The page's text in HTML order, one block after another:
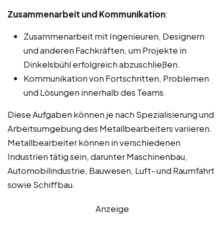
Zusammenarbeit und Kommunikation:
Zusammenarbeit mit Ingenieuren, Designern
und anderen Fachkräften, um Projekte in
Dinkelsbühl erfolgreich abzuschließen.
Kommunikation von Fortschritten, Problemen
und Lösungen innerhalb des Teams.
Diese Aufgaben können je nach Spezialisierung und
Arbeitsumgebung des Metallbearbeiters variieren.
Metallbearbeiter können in verschiedenen
Industrien tätig sein, darunter Maschinenbau,
Automobilindustrie, Bauwesen, Luft- und Raumfahrt
sowie Schiffbau.
Anzeige